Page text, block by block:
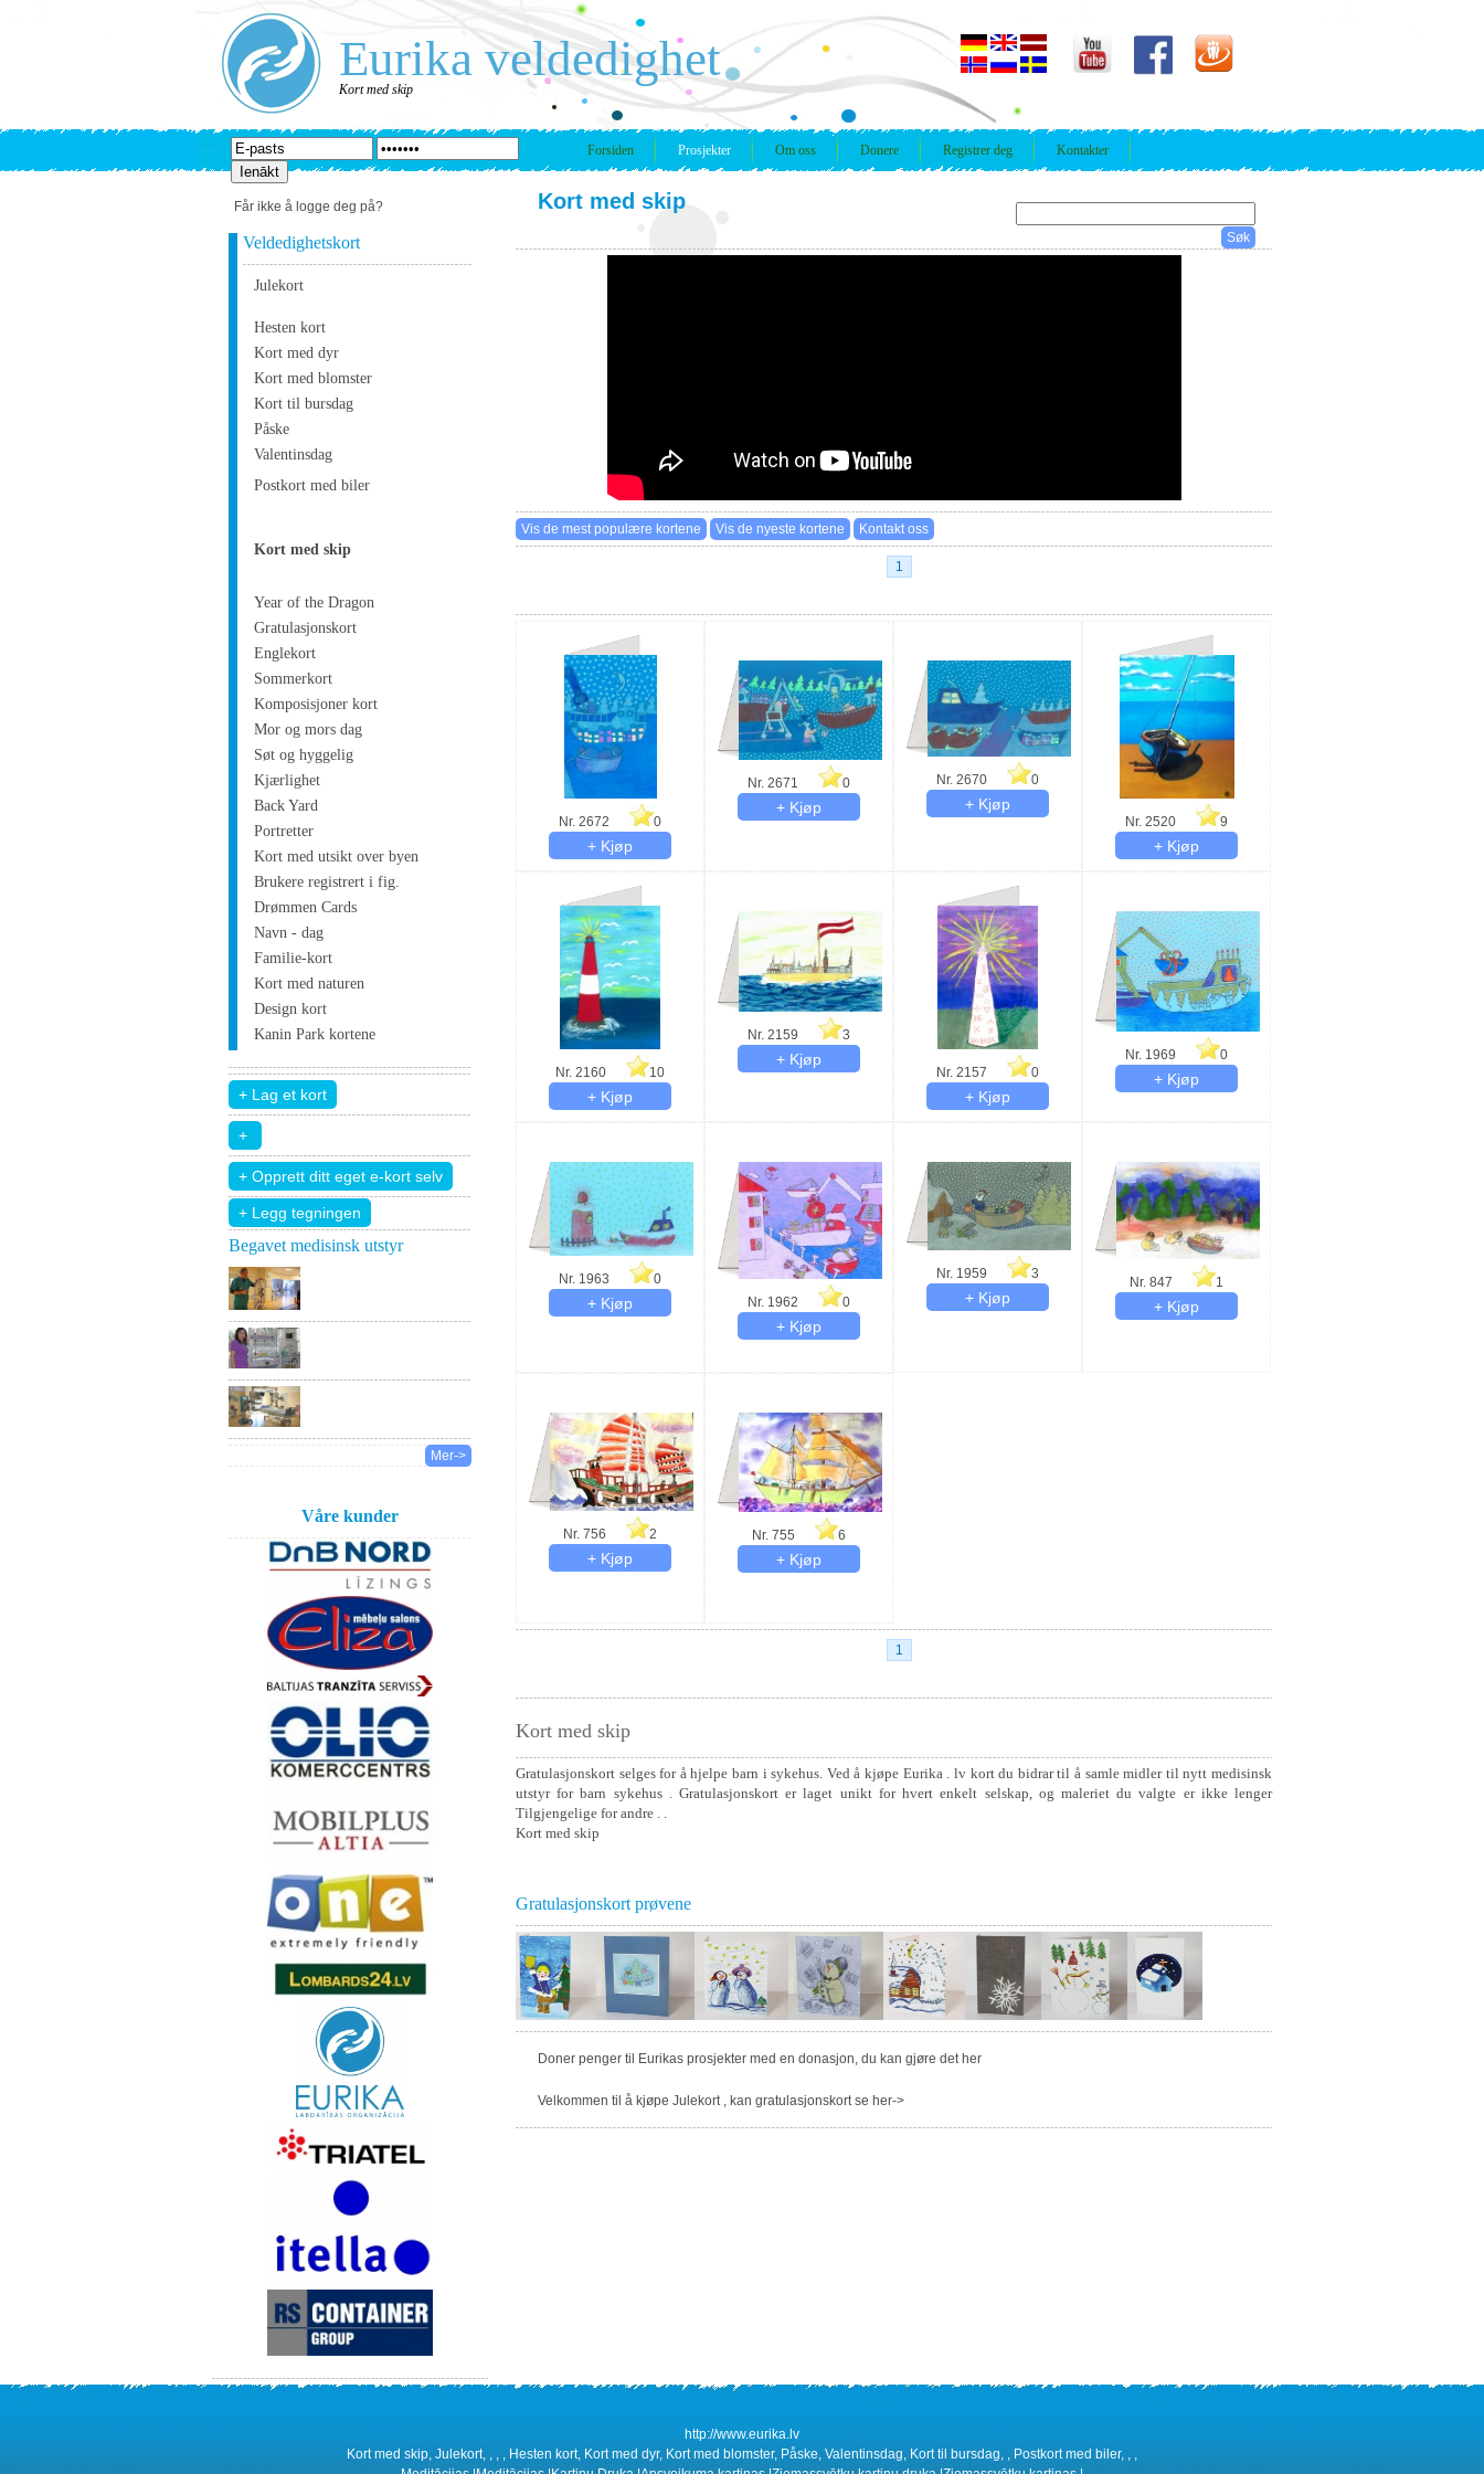
Eurika veldedighet
Kort med skip
Forsiden Prosjekter Om oss Donere Registrer deg Kontakter
Får ikke å logge deg på?
Veldedighetskort
Julekort
Hesten kort
Kort med dyr
Kort med blomster
Kort til bursdag
Påske
Valentinsdag
Postkort med biler
Kort med skip
Year of the Dragon
Gratulasjonskort
Englekort
Sommerkort
Komposisjoner kort
Mor og mors dag
Søt og hyggelig
Kjærlighet
Back Yard
Portretter
Kort med utsikt over byen
Brukere registrert i fig.
Drømmen Cards
Navn - dag
Familie-kort
Kort med naturen
Design kort
Kanin Park kortene
+ Legg tegningen
Begavet medisinsk utstyr
Mer->
Våre kunder
Kort med skip
1
Nr. 2672 0
Nr. 2671 0 Nr. 2670 0
Nr. 2520 9
Nr. 2160 10
Nr. 2159 3
Nr. 2157 0
Nr. 1969 0
Nr. 1963
0
Nr. 1962
0
Nr. 1959 3
Nr. 847 1
Nr. 756 2 Nr. 755 6
1
Kort med skip
Gratulasjonskort selges for å hjelpe barn i sykehus. Ved å kjøpe Eurika . lv kort du bidrar til å samle midler til nytt medisinsk
utstyr for barn sykehus . Gratulasjonskort er laget unikt for hvert enkelt selskap, og maleriet du valgte er ikke lenger
Tilgjengelige for andre . .
Kort med skip
Gratulasjonskort prøvene
Doner penger til Eurikas prosjekter med en donasjon, du kan gjøre det her
Velkommen til å kjøpe Julekort , kan gratulasjonskort se her->
http://www.eurika.lv
Kort med skip, Julekort, , , , Hesten kort, Kort med dyr, Kort med blomster, Påske, Valentinsdag, Kort til bursdag, , Postkort med biler, , ,